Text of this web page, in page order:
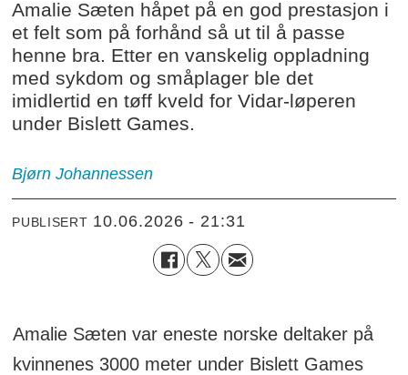
Amalie Sæten håpet på en god prestasjon i
et felt som på forhånd så ut til å passe
henne bra. Etter en vanskelig oppladning
med sykdom og småplager ble det
imidlertid en tøff kveld for Vidar-løperen
under Bislett Games.
Bjørn Johannessen
PUBLISERT 10.06.2026 - 21:31
Amalie Sæten var eneste norske deltaker på
kvinnenes 3000 meter under Bislett Games